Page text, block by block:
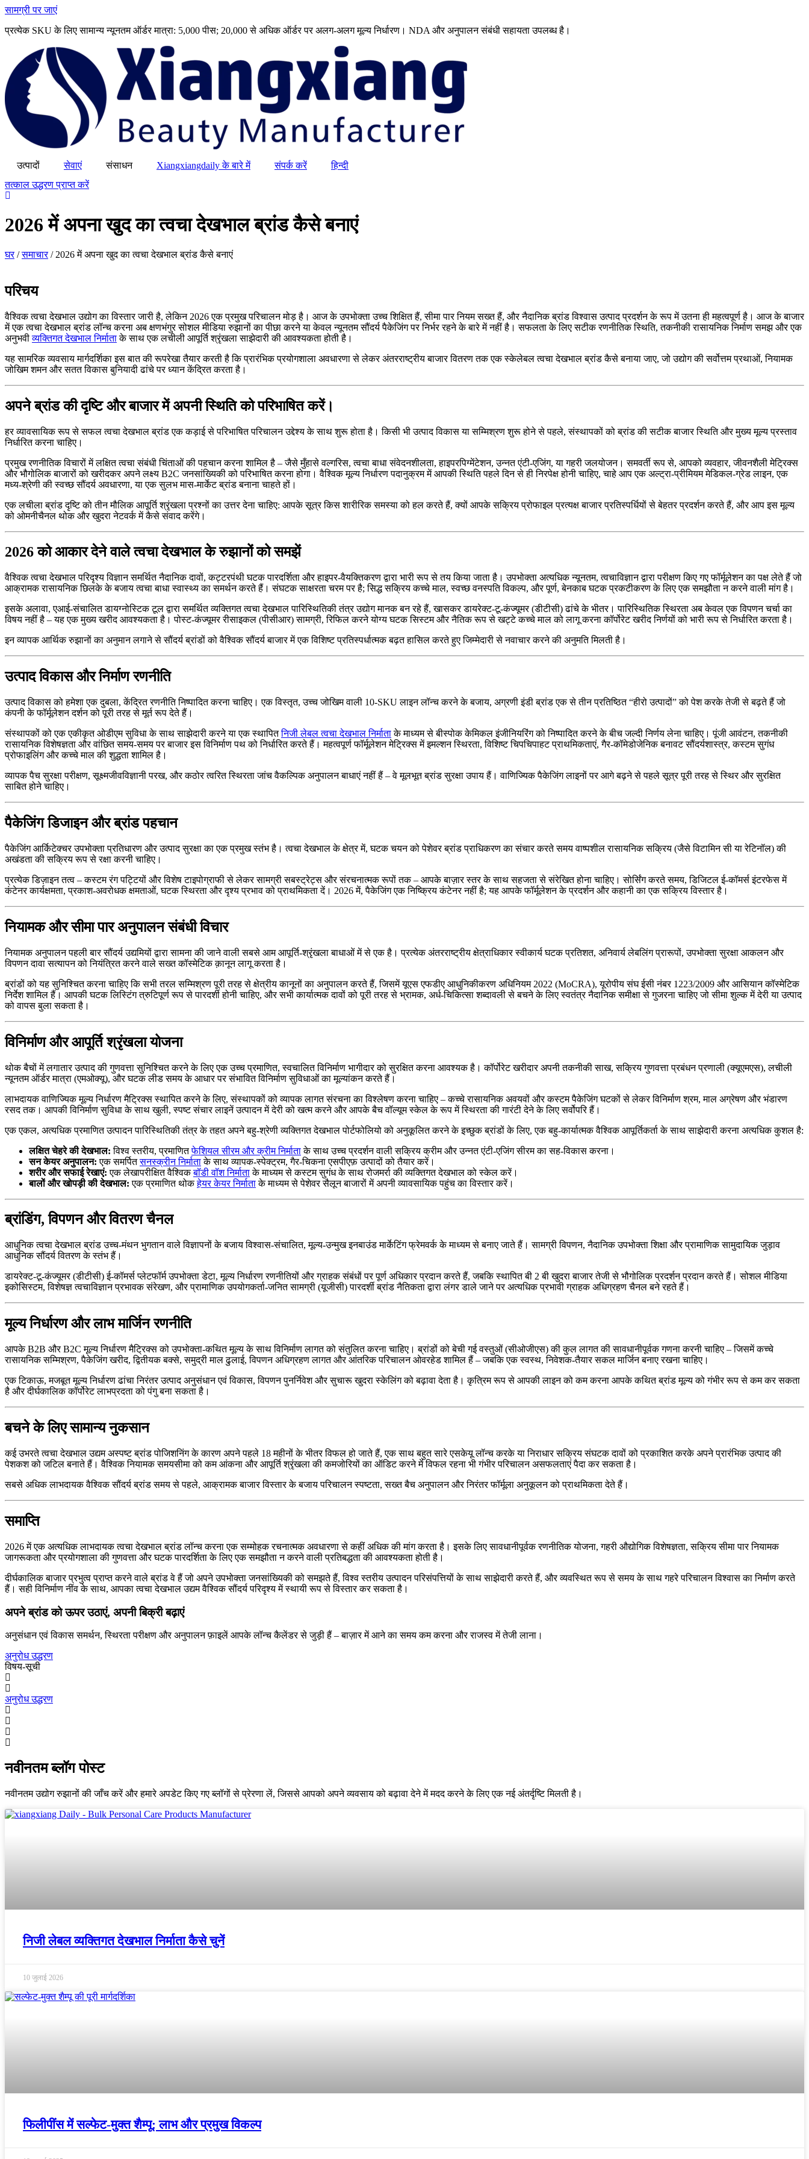
सामग्री पर जाएं
प्रत्येक SKU के लिए सामान्य न्यूनतम ऑर्डर मात्रा: 5,000 पीस; 20,000 से अधिक ऑर्डर पर अलग-अलग मूल्य निर्धारण। NDA और अनुपालन संबंधी सहायता उपलब्ध है।
उत्पादों सेवाएं संसाधन Xiangxiangdaily के बारे में संपर्क करें
हिन्दी
तत्काल उद्धरण प्राप्त करें
2026 में अपना खुद का त्वचा देखभाल ब्रांड कैसे बनाएं
घर/समाचार/ 2026 में अपना खुद का त्वचा देखभाल ब्रांड कैसे बनाएं
परिचय
वैश्विक त्वचा देखभाल उद्योग का विस्तार जारी है, लेकिन 2026 एक प्रमुख परिचालन मोड़ है। आज के उपभोक्ता उच्च शिक्षित हैं, सीमा पार नियम सख्त हैं, और नैदानिक ब्रांड विश्वास उत्पाद प्रदर्शन के रूप में उतना ही महत्वपूर्ण है। आज के बाजार
में एक त्वचा देखभाल ब्रांड लॉन्च करना अब क्षणभंगुर सोशल मीडिया रुझानों का पीछा करने या केवल न्यूनतम सौंदर्य पैकेजिंग पर निर्भर रहने के बारे में नहीं है। सफलता के लिए सटीक रणनीतिक स्थिति, तकनीकी रासायनिक निर्माण समझ और एक
अनुभवीव्यक्तिगत देखभाल निर्माताके साथ एक लचीली आपूर्ति श्रृंखला साझेदारी की आवश्यकता होती है।
यह सामरिक व्यवसाय मार्गदर्शिका इस बात की रूपरेखा तैयार करती है कि प्रारंभिक प्रयोगशाला अवधारणा से लेकर अंतरराष्ट्रीय बाजार वितरण तक एक स्केलेबल त्वचा देखभाल ब्रांड कैसे बनाया जाए, जो उद्योग की सर्वोत्तम प्रथाओं, नियामक
जोखिम शमन और सतत विकास बुनियादी ढांचे पर ध्यान केंद्रित करता है।
अपने ब्रांड की दृष्टि और बाजार में अपनी स्थिति को परिभाषित करें।
हर व्यावसायिक रूप से सफल त्वचा देखभाल ब्रांड एक कड़ाई से परिभाषित परिचालन उद्देश्य के साथ शुरू होता है। किसी भी उत्पाद विकास या सम्मिश्रण शुरू होने से पहले, संस्थापकों को ब्रांड की सटीक बाजार स्थिति और मुख्य मूल्य प्रस्ताव
निर्धारित करना चाहिए।
प्रमुख रणनीतिक विचारों में लक्षित त्वचा संबंधी चिंताओं की पहचान करना शामिल है – जैसे मुँहासे वल्गरिस, त्वचा बाधा संवेदनशीलता, हाइपरपिग्मेंटेशन, उन्नत एंटी-एजिंग, या गहरी जलयोजन। समवर्ती रूप से, आपको व्यवहार, जीवनशैली मेट्रिक्स
और भौगोलिक बाजारों को खरीदकर अपने लक्ष्य B2C जनसांख्यिकी को परिभाषित करना होगा। वैश्विक मूल्य निर्धारण पदानुक्रम में आपकी स्थिति पहले दिन से ही निरपेक्ष होनी चाहिए, चाहे आप एक अल्ट्रा-प्रीमियम मेडिकल-ग्रेड लाइन, एक
मध्य-श्रेणी की स्वच्छ सौंदर्य अवधारणा, या एक सुलभ मास-मार्केट ब्रांड बनाना चाहते हों।
एक लचीला ब्रांड दृष्टि को तीन मौलिक आपूर्ति श्रृंखला प्रश्नों का उत्तर देना चाहिए: आपके सूत्र किस शारीरिक समस्या को हल करते हैं, क्यों आपके सक्रिय प्रोफाइल प्रत्यक्ष बाजार प्रतिस्पर्धियों से बेहतर प्रदर्शन करते हैं, और आप इस मूल्य
को ओमनीचैनल थोक और खुदरा नेटवर्क में कैसे संवाद करेंगे।
2026 को आकार देने वाले त्वचा देखभाल के रुझानों को समझें
वैश्विक त्वचा देखभाल परिदृश्य विज्ञान समर्थित नैदानिक दावों, कट्टरपंथी घटक पारदर्शिता और हाइपर-वैयक्तिकरण द्वारा भारी रूप से तय किया जाता है। उपभोक्ता अत्यधिक न्यूनतम, त्वचाविज्ञान द्वारा परीक्षण किए गए फॉर्मूलेशन का पक्ष लेते हैं जो
आक्रामक रासायनिक छिलके के बजाय त्वचा बाधा स्वास्थ्य का समर्थन करते हैं। संघटक साक्षरता चरम पर है; सिद्ध सक्रिय कच्चे माल, स्वच्छ वनस्पति विकल्प, और पूर्ण, बेनकाब घटक प्रकटीकरण के लिए एक समझौता न करने वाली मांग है।
इसके अलावा, एआई-संचालित डायग्नोस्टिक टूल द्वारा समर्थित व्यक्तिगत त्वचा देखभाल पारिस्थितिकी तंत्र उद्योग मानक बन रहे हैं, खासकर डायरेक्ट-टू-कंज्यूमर (डीटीसी) ढांचे के भीतर। पारिस्थितिक स्थिरता अब केवल एक विपणन चर्चा का
विषय नहीं है – यह एक मुख्य खरीद आवश्यकता है। पोस्ट-कंज्यूमर रीसाइकल (पीसीआर) सामग्री, रिफिल करने योग्य घटक सिस्टम और नैतिक रूप से खट्टे कच्चे माल को लागू करना कॉर्पोरेट खरीद निर्णयों को भारी रूप से निर्धारित करता है।
इन व्यापक आर्थिक रुझानों का अनुमान लगाने से सौंदर्य ब्रांडों को वैश्विक सौंदर्य बाजार में एक विशिष्ट प्रतिस्पर्धात्मक बढ़त हासिल करते हुए जिम्मेदारी से नवाचार करने की अनुमति मिलती है।
उत्पाद विकास और निर्माण रणनीति
उत्पाद विकास को हमेशा एक दुबला, केंद्रित रणनीति निष्पादित करना चाहिए। एक विस्तृत, उच्च जोखिम वाली 10-SKU लाइन लॉन्च करने के बजाय, अग्रणी इंडी ब्रांड एक से तीन प्रतिष्ठित “हीरो उत्पादों” को पेश करके तेजी से बढ़ते हैं जो
कंपनी के फॉर्मूलेशन दर्शन को पूरी तरह से मूर्त रूप देते हैं।
संस्थापकों को एक एकीकृत ओडीएम सुविधा के साथ साझेदारी करने या एक स्थापितनिजी लेबल त्वचा देखभाल निर्माताके माध्यम से बीस्पोक केमिकल इंजीनियरिंग को निष्पादित करने के बीच जल्दी निर्णय लेना चाहिए। पूंजी आवंटन, तकनीकी
रासायनिक विशेषज्ञता और वांछित समय-समय पर बाजार इस विनिर्माण पथ को निर्धारित करते हैं। महत्वपूर्ण फॉर्मूलेशन मेट्रिक्स में इमल्शन स्थिरता, विशिष्ट चिपचिपाहट प्राथमिकताएं, गैर-कॉमेडोजेनिक बनावट सौंदर्यशास्त्र, कस्टम सुगंध
प्रोफाइलिंग और कच्चे माल की शुद्धता शामिल है।
व्यापक पैच सुरक्षा परीक्षण, सूक्ष्मजीवविज्ञानी परख, और कठोर त्वरित स्थिरता जांच वैकल्पिक अनुपालन बाधाएं नहीं हैं – वे मूलभूत ब्रांड सुरक्षा उपाय हैं। वाणिज्यिक पैकेजिंग लाइनों पर आगे बढ़ने से पहले सूत्र पूरी तरह से स्थिर और सुरक्षित
साबित होने चाहिए।
पैकेजिंग डिजाइन और ब्रांड पहचान
पैकेजिंग आर्किटेक्चर उपभोक्ता प्रतिधारण और उत्पाद सुरक्षा का एक प्रमुख स्तंभ है। त्वचा देखभाल के क्षेत्र में, घटक चयन को पेशेवर ब्रांड प्राधिकरण का संचार करते समय वाष्पशील रासायनिक सक्रिय (जैसे विटामिन सी या रेटिनॉल) की
अखंडता की सक्रिय रूप से रक्षा करनी चाहिए।
प्रत्येक डिज़ाइन तत्व – कस्टम रंग पट्टियों और विशेष टाइपोग्राफी से लेकर सामग्री सबस्ट्रेट्स और संरचनात्मक रूपों तक – आपके बाज़ार स्तर के साथ सहजता से संरेखित होना चाहिए। सोर्सिंग करते समय, डिजिटल ई-कॉमर्स इंटरफेस में
कंटेनर कार्यक्षमता, प्रकाश-अवरोधक क्षमताओं, घटक स्थिरता और दृश्य प्रभाव को प्राथमिकता दें। 2026 में, पैकेजिंग एक निष्क्रिय कंटेनर नहीं है; यह आपके फॉर्मूलेशन के प्रदर्शन और कहानी का एक सक्रिय विस्तार है।
नियामक और सीमा पार अनुपालन संबंधी विचार
नियामक अनुपालन पहली बार सौंदर्य उद्यमियों द्वारा सामना की जाने वाली सबसे आम आपूर्ति-श्रृंखला बाधाओं में से एक है। प्रत्येक अंतरराष्ट्रीय क्षेत्राधिकार स्वीकार्य घटक प्रतिशत, अनिवार्य लेबलिंग प्रारूपों, उपभोक्ता सुरक्षा आकलन और
विपणन दावा सत्यापन को नियंत्रित करने वाले सख्त कॉस्मेटिक क़ानून लागू करता है।
ब्रांडों को यह सुनिश्चित करना चाहिए कि सभी तरल सम्मिश्रण पूरी तरह से क्षेत्रीय कानूनों का अनुपालन करते हैं, जिसमें यूएस एफडीए आधुनिकीकरण अधिनियम 2022 (MoCRA), यूरोपीय संघ ईसी नंबर 1223/2009 और आसियान कॉस्मेटिक
निर्देश शामिल हैं। आपकी घटक लिस्टिंग त्रुटिपूर्ण रूप से पारदर्शी होनी चाहिए, और सभी कार्यात्मक दावों को पूरी तरह से भ्रामक, अर्ध-चिकित्सा शब्दावली से बचने के लिए स्वतंत्र नैदानिक समीक्षा से गुजरना चाहिए जो सीमा शुल्क में देरी या उत्पाद
को वापस बुला सकता है।
विनिर्माण और आपूर्ति श्रृंखला योजना
थोक बैचों में लगातार उत्पाद की गुणवत्ता सुनिश्चित करने के लिए एक उच्च प्रमाणित, स्वचालित विनिर्माण भागीदार को सुरक्षित करना आवश्यक है। कॉर्पोरेट खरीदार अपनी तकनीकी साख, सक्रिय गुणवत्ता प्रबंधन प्रणाली (क्यूएमएस), लचीली
न्यूनतम ऑर्डर मात्रा (एमओक्यू), और घटक लीड समय के आधार पर संभावित विनिर्माण सुविधाओं का मूल्यांकन करते हैं।
लाभदायक वाणिज्यिक मूल्य निर्धारण मैट्रिक्स स्थापित करने के लिए, संस्थापकों को व्यापक लागत संरचना का विश्लेषण करना चाहिए – कच्चे रासायनिक अवयवों और कस्टम पैकेजिंग घटकों से लेकर विनिर्माण श्रम, माल अग्रेषण और भंडारण
रसद तक। आपकी विनिर्माण सुविधा के साथ खुली, स्पष्ट संचार लाइनें उत्पादन में देरी को खत्म करने और आपके बैच वॉल्यूम स्केल के रूप में स्थिरता की गारंटी देने के लिए सर्वोपरि हैं।
एक एकल, अत्यधिक प्रमाणित उत्पादन पारिस्थितिकी तंत्र के तहत अपने बहु-श्रेणी व्यक्तिगत देखभाल पोर्टफोलियो को अनुकूलित करने के इच्छुक ब्रांडों के लिए, एक बहु-कार्यात्मक वैश्विक आपूर्तिकर्ता के साथ साझेदारी करना अत्यधिक कुशल है:
लक्षित चेहरे की देखभाल: विश्व स्तरीय, प्रमाणितफेशियल सीरम और क्रीम निर्माताके साथ उच्च प्रदर्शन वाली सक्रिय क्रीम और उन्नत एंटी-एजिंग सीरम का सह-विकास करना।
सन केयर अनुपालन: एक समर्पितसनस्क्रीन निर्माताके साथ व्यापक-स्पेक्ट्रम, गैर-चिकना एसपीएफ़ उत्पादों को तैयार करें।
शरीर और सफाई रेखाएं: एक लेखापरीक्षित वैश्विकबॉडी वॉश निर्माताके माध्यम से कस्टम सुगंध के साथ रोजमर्रा की व्यक्तिगत देखभाल को स्केल करें।
बालों और खोपड़ी की देखभाल: एक प्रमाणित थोकहेयर केयर निर्माताके माध्यम से पेशेवर सैलून बाजारों में अपनी व्यावसायिक पहुंच का विस्तार करें।
ब्रांडिंग, विपणन और वितरण चैनल
आधुनिक त्वचा देखभाल ब्रांड उच्च-मंथन भुगतान वाले विज्ञापनों के बजाय विश्वास-संचालित, मूल्य-उन्मुख इनबाउंड मार्केटिंग फ्रेमवर्क के माध्यम से बनाए जाते हैं। सामग्री विपणन, नैदानिक उपभोक्ता शिक्षा और प्रामाणिक सामुदायिक जुड़ाव
आधुनिक सौंदर्य वितरण के स्तंभ हैं।
डायरेक्ट-टू-कंज्यूमर (डीटीसी) ई-कॉमर्स प्लेटफॉर्म उपभोक्ता डेटा, मूल्य निर्धारण रणनीतियों और ग्राहक संबंधों पर पूर्ण अधिकार प्रदान करते हैं, जबकि स्थापित बी 2 बी खुदरा बाजार तेजी से भौगोलिक प्रदर्शन प्रदान करते हैं। सोशल मीडिया
इकोसिस्टम, विशेषज्ञ त्वचाविज्ञान प्रभावक संरेखण, और प्रामाणिक उपयोगकर्ता-जनित सामग्री (यूजीसी) पारदर्शी ब्रांड नैतिकता द्वारा लंगर डाले जाने पर अत्यधिक प्रभावी ग्राहक अधिग्रहण चैनल बने रहते हैं।
मूल्य निर्धारण और लाभ मार्जिन रणनीति
आपके B2B और B2C मूल्य निर्धारण मैट्रिक्स को उपभोक्ता-कथित मूल्य के साथ विनिर्माण लागत को संतुलित करना चाहिए। ब्रांडों को बेची गई वस्तुओं (सीओजीएस) की कुल लागत की सावधानीपूर्वक गणना करनी चाहिए – जिसमें कच्चे
रासायनिक सम्मिश्रण, पैकेजिंग खरीद, द्वितीयक बक्से, समुद्री माल ढुलाई, विपणन अधिग्रहण लागत और आंतरिक परिचालन ओवरहेड शामिल हैं – जबकि एक स्वस्थ, निवेशक-तैयार सकल मार्जिन बनाए रखना चाहिए।
एक टिकाऊ, मजबूत मूल्य निर्धारण ढांचा निरंतर उत्पाद अनुसंधान एवं विकास, विपणन पुनर्निवेश और सुचारू खुदरा स्केलिंग को बढ़ावा देता है। कृत्रिम रूप से आपकी लाइन को कम करना आपके कथित ब्रांड मूल्य को गंभीर रूप से कम कर सकता
है और दीर्घकालिक कॉर्पोरेट लाभप्रदता को पंगु बना सकता है।
बचने के लिए सामान्य नुकसान
कई उभरते त्वचा देखभाल उद्यम अस्पष्ट ब्रांड पोजिशनिंग के कारण अपने पहले 18 महीनों के भीतर विफल हो जाते हैं, एक साथ बहुत सारे एसकेयू लॉन्च करके या निराधार सक्रिय संघटक दावों को प्रकाशित करके अपने प्रारंभिक उत्पाद की
पेशकश को जटिल बनाते हैं। वैश्विक नियामक समयसीमा को कम आंकना और आपूर्ति श्रृंखला की कमजोरियों का ऑडिट करने में विफल रहना भी गंभीर परिचालन असफलताएं पैदा कर सकता है।
सबसे अधिक लाभदायक वैश्विक सौंदर्य ब्रांड समय से पहले, आक्रामक बाजार विस्तार के बजाय परिचालन स्पष्टता, सख्त बैच अनुपालन और निरंतर फॉर्मूला अनुकूलन को प्राथमिकता देते हैं।
समाप्ति
2026 में एक अत्यधिक लाभदायक त्वचा देखभाल ब्रांड लॉन्च करना एक सम्मोहक रचनात्मक अवधारणा से कहीं अधिक की मांग करता है। इसके लिए सावधानीपूर्वक रणनीतिक योजना, गहरी औद्योगिक विशेषज्ञता, सक्रिय सीमा पार नियामक
जागरूकता और प्रयोगशाला की गुणवत्ता और घटक पारदर्शिता के लिए एक समझौता न करने वाली प्रतिबद्धता की आवश्यकता होती है।
दीर्घकालिक बाजार प्रभुत्व प्राप्त करने वाले ब्रांड वे हैं जो अपने उपभोक्ता जनसांख्यिकी को समझते हैं, विश्व स्तरीय उत्पादन परिसंपत्तियों के साथ साझेदारी करते हैं, और व्यवस्थित रूप से समय के साथ गहरे परिचालन विश्वास का निर्माण करते
हैं। सही विनिर्माण नींव के साथ, आपका त्वचा देखभाल उद्यम वैश्विक सौंदर्य परिदृश्य में स्थायी रूप से विस्तार कर सकता है।
अपने ब्रांड को ऊपर उठाएं, अपनी बिक्री बढ़ाएं
अनुसंधान एवं विकास समर्थन, स्थिरता परीक्षण और अनुपालन फ़ाइलें आपके लॉन्च कैलेंडर से जुड़ी हैं – बाज़ार में आने का समय कम करना और राजस्व में तेजी लाना।
अनुरोध उद्धरण
विषय-सूची
अनुरोध उद्धरण
नवीनतम ब्लॉग पोस्ट
नवीनतम उद्योग रुझानों की जाँच करें और हमारे अपडेट किए गए ब्लॉगों से प्रेरणा लें, जिससे आपको अपने व्यवसाय को बढ़ावा देने में मदद करने के लिए एक नई अंतर्दृष्टि मिलती है।
निजी लेबल व्यक्तिगत देखभाल निर्माता कैसे चुनें
10 जुलाई 2026
फिलीपींस में सल्फेट-मुक्त शैम्पू: लाभ और प्रमुख विकल्प